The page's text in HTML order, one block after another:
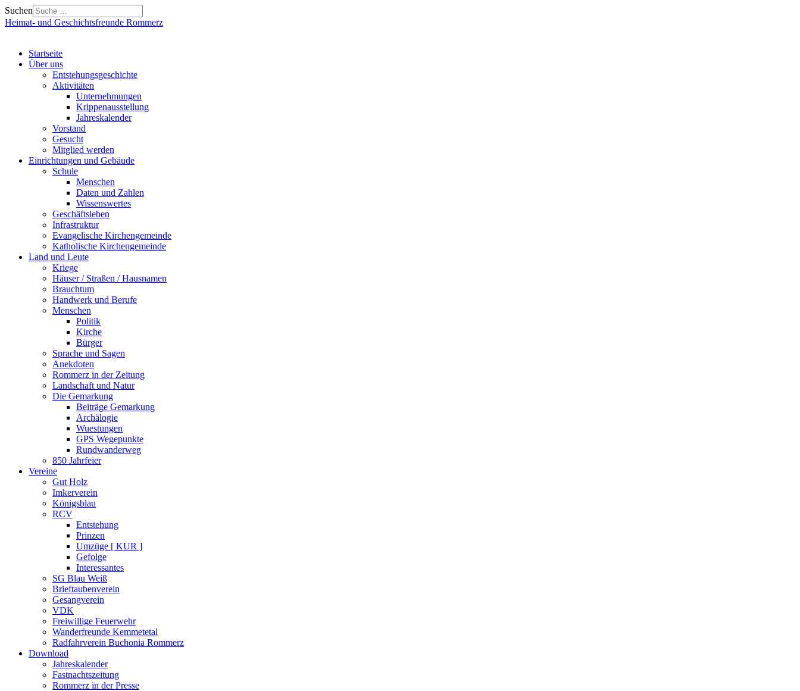
Suchen
Heimat- und Geschichtsfreunde Rommerz
Startseite
Über uns
Entstehungsgeschichte
Aktivitäten
Unternehmungen
Krippenausstellung
Jahreskalender
Vorstand
Gesucht
Mitglied werden
Einrichtungen und Gebäude
Schule
Menschen
Daten und Zahlen
Wissenswertes
Geschäftsleben
Infrastruktur
Evangelische Kirchengemeinde
Katholische Kirchengemeinde
Land und Leute
Kriege
Häuser / Straßen / Hausnamen
Brauchtum
Handwerk und Berufe
Menschen
Politik
Kirche
Bürger
Sprache und Sagen
Anekdoten
Rommerz in der Zeitung
Landschaft und Natur
Die Gemarkung
Beiträge Gemarkung
Archälogie
Wuestungen
GPS Wegepunkte
Rundwanderweg
850 Jahrfeier
Vereine
Gut Holz
Imkerverein
Königsblau
RCV
Entstehung
Prinzen
Umzüge [ KUR ]
Gefolge
Interessantes
SG Blau Weiß
Brieftaubenverein
Gesangverein
VDK
Freiwillige Feuerwehr
Wanderfreunde Kemmetetal
Radfahrverein Buchonia Rommerz
Download
Jahreskalender
Fastnachtszeitung
Rommerz in der Presse